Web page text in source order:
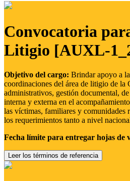
Convocatoria
Litigio [AUXL-
Objetivo del cargo: Brindar apoyo a
coordinaciones del área de litigio de la
administrativos, gestión documental,
interna y externa en el
las víctimas, familiares y comunidades
los requerimientos tanto a nivel
Fecha límite para entregar hojas de
Leer los términos de referencia